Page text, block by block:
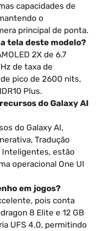
capacidades de
o
principal de ponta.
tela deste modelo?
2X de 6.7
de taxa de
pico de 2600 nits,
Plus.
do Galaxy AI
do Galaxy AI,
Tradução
Inteligentes, estão
operacional One UI
em jogos?
pois conta
8 Elite e 12 GB
UFS 4.0, permitindo